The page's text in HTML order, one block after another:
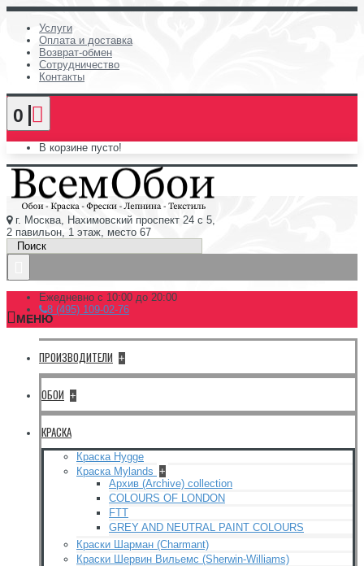
Услуги
Оплата и доставка
Возврат-обмен
Сотрудничество
Контакты
0
В корзине пусто!
г. Москва, Нахимовский проспект 24 с 5,
2 павильон, 1 этаж, место 67
Ежедневно с 10:00 до 20:00
8 (495) 109-02-76
МЕНЮ
ПРОИЗВОДИТЕЛИ +
ОБОИ +
КРАСКА
Краска Hygge
Краска Mylands +
Архив (Archive) collection
COLOURS OF LONDON
FTT
GREY AND NEUTRAL PAINT COLOURS
Краски Шарман (Charmant)
Краски Шервин Вильемс (Sherwin-Williams)